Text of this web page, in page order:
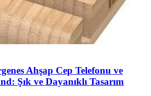
Ahşap Cep Telefonu ve
Şık ve Dayanıklı Tasarım